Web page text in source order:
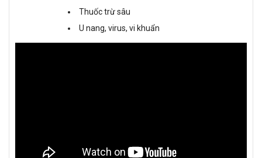
Thuốc trừ sâu
U nang, virus, vi khuẩn